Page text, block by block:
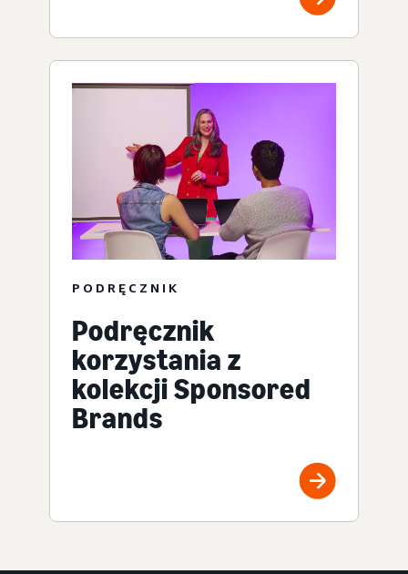
PODRĘCZNIK
Podręcznik
korzystania z
kolekcji Sponsored
Brands